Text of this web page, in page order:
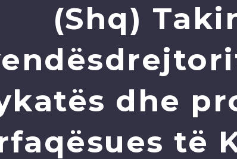
(Shq)
dhe
të